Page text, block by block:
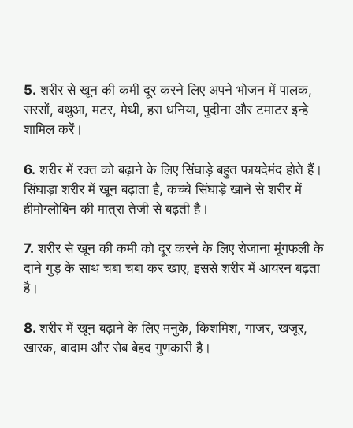
5. शरीर से खून की कमी दूर करने लिए अपने भोजन में पालक,
सरसों, बथुआ, मटर, मेथी, हरा धनिया, पुदीना और टमाटर इन्हे
शामिल करें।
6. शरीर में रक्त को बढ़ाने के लिए सिंघाड़े बहुत फायदेमंद होते हैं।
सिंघाड़ा शरीर में खून बढ़ाता है, कच्चे सिंघाड़े खाने से शरीर में
हीमोग्लोबिन की मात्रा तेजी से बढ़ती है।
7. शरीर से खून की कमी को दूर करने के लिए रोजाना मूंगफली के
दाने गुड़ के साथ चबा चबा कर खाए, इससे शरीर में आयरन बढ़ता
है।
8.शरीर में खून बढ़ाने के लिए मनुके, किशमिश, गाजर, खजूर,
खारक, बादाम और सेब बेहद गुणकारी है।